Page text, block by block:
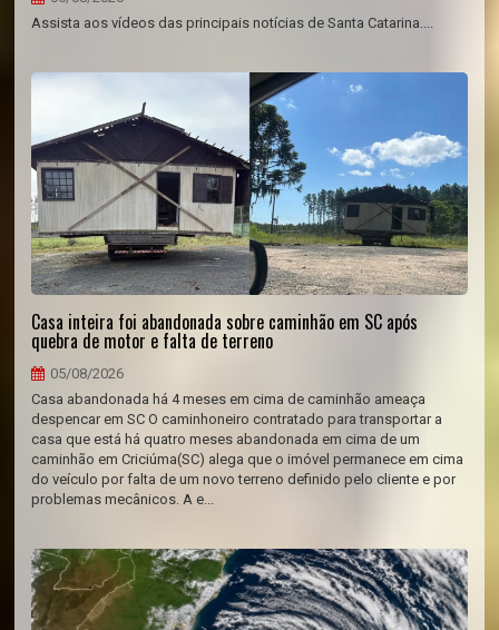
Assista aos vídeos das principais notícias de Santa Catarina....
Casa inteira foi abandonada sobre caminhão em SC após
quebra de motor e falta de terreno
05/08/2026
Casa abandonada há 4 meses em cima de caminhão ameaça
despencar em SC O caminhoneiro contratado para transportar a
casa que está há quatro meses abandonada em cima de um
caminhão em Criciúma(SC) alega que o imóvel permanece em cima
do veículo por falta de um novo terreno definido pelo cliente e por
problemas mecânicos. A e...